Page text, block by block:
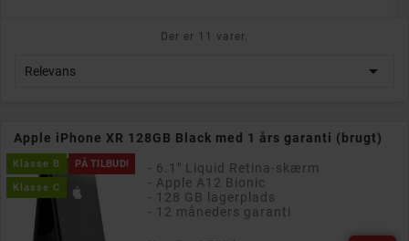
Der er 11 varer.
Relevans 
Apple iPhone XR 128GB Black med 1 års garanti (brugt)
PÅ TILBUD!
Klasse B
Klasse C
- 6.1" Liquid Retina-skærm
- Apple A12 Bionic
- 128 GB lagerplads
- 12 måneders garanti